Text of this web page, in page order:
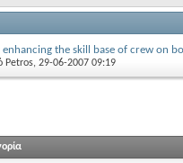
the skill base of crew on
Petros, 29-06-2007 09:19